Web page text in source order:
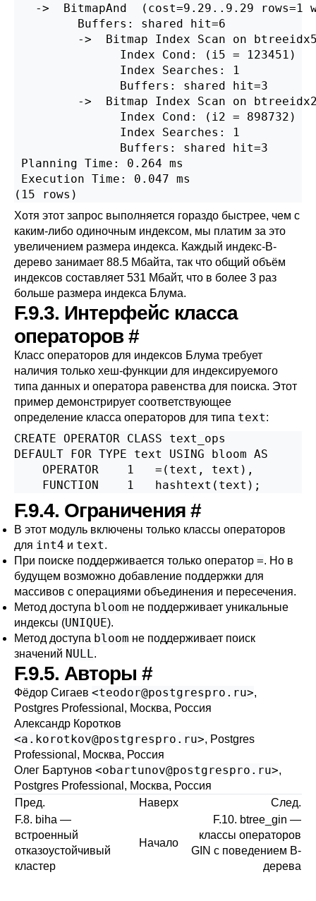
->  BitmapAnd  (cost=9.29..9.29 rows=1
         Buffers: shared hit=6
->  Bitmap Index Scan on
               Index Cond: (i5 = 123451)
               Index Searches: 1
               Buffers: shared hit=3
->  Bitmap Index Scan on
               Index Cond: (i2 = 898732)
               Index Searches: 1
               Buffers: shared hit=3
Planning Time: 0.264 ms
Execution Time: 0.047 ms
(15 rows)
Хотя этот запрос выполняется гораздо быстрее, чем с
каким-либо одиночным индексом, мы платим за это
увеличением размера индекса. Каждый индекс-B-
дерево занимает 88.5 Мбайта, так что общий объём
индексов составляет 531 Мбайт, что в более 3 раз
больше размера индекса Блума.
F.9.3. Интерфейс класса
операторов #
Класс операторов для индексов Блума требует
наличия только хеш-функции для индексируемого
типа данных и оператора равенства для поиска. Этот
пример демонстрирует соответствующее
определение класса операторов для типа text:
CREATE OPERATOR CLASS text_ops
DEFAULT FOR TYPE text USING bloom AS
    OPERATOR    1   =(text, text),
    FUNCTION    1   hashtext(text);
F.9.4. Ограничения #
В этот модуль включены только классы операторов
для int4 и text.
При поиске поддерживается только оператор =. Но в
будущем возможно добавление поддержки для
массивов с операциями объединения и пересечения.
Метод доступа bloom не поддерживает уникальные
индексы (UNIQUE).
Метод доступа bloom не поддерживает поиск
значений NULL.
F.9.5. Авторы #
Фёдор Сигаев <teodor@postgrespro.ru>,
Postgres Professional, Москва, Россия
Александр Коротков
<a.korotkov@postgrespro.ru>, Postgres
Professional, Москва, Россия
Олег Бартунов <obartunov@postgrespro.ru>,
Postgres Professional, Москва, Россия
Пред.
Наверх
След.
F.8. biha —
встроенный
отказоустойчивый
кластер
Начало
F.10. btree_gin —
классы операторов
GIN с поведением B-
дерева